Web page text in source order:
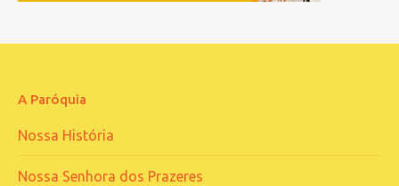
A Paróquia
Nossa História
Nossa Senhora dos Prazeres